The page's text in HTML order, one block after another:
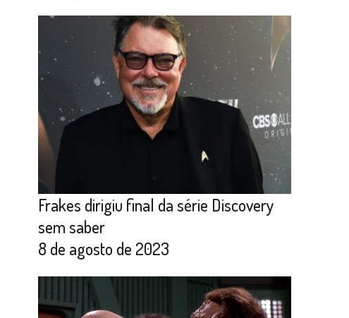
Frakes dirigiu final da série Discovery
sem saber
8 de agosto de 2023